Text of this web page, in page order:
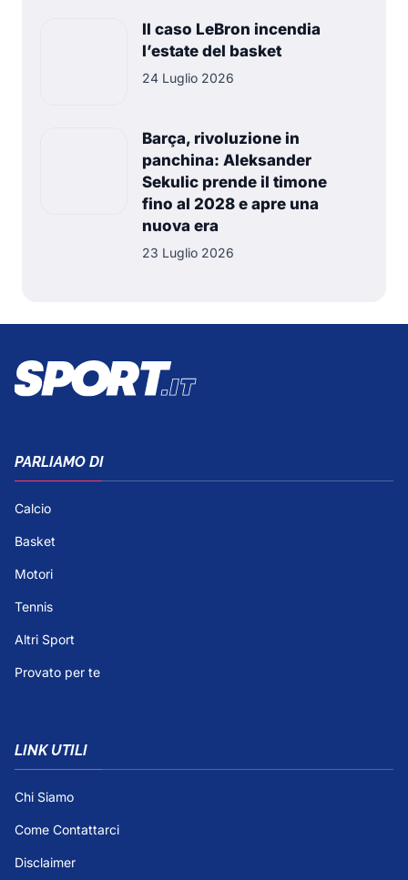
Il caso LeBron incendia
l’estate del basket
24 Luglio 2026
Barça, rivoluzione in
panchina: Aleksander
Sekulic prende il timone
fino al 2028 e apre una
nuova era
23 Luglio 2026
PARLIAMO DI
Calcio
Basket
Motori
Tennis
Altri Sport
Provato per te
LINK UTILI
Chi Siamo
Come Contattarci
Disclaimer